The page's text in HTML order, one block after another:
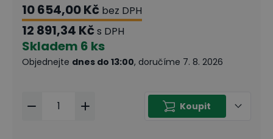
10 654,00 Kč bez DPH
12 891,34 Kčs DPH
Skladem 6 ks
Objednejte dnes do 13:00, doručíme 7. 8. 2026
Koupit